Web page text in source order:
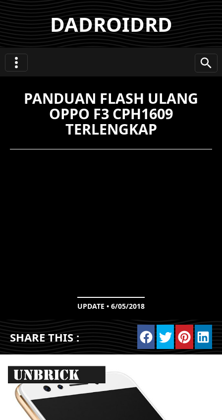
DADROIDRD
PANDUAN FLASH ULANG
OPPO F3 CPH1609
TERLENGKAP
UPDATE • 6/05/2018
SHARE THIS :